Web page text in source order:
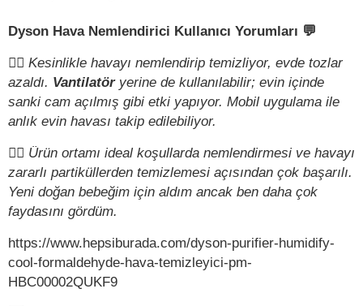
Dyson Hava Nemlendirici Kullanıcı Yorumları 💬
✍🏻 Kesinlikle havayı nemlendirip temizliyor, evde tozlar
azaldı. Vantilatöryerine de kullanılabilir; evin içinde
sanki cam açılmış gibi etki yapıyor. Mobil uygulama ile
anlık evin havası takip edilebiliyor.
✍🏻 Ürün ortamı ideal koşullarda nemlendirmesi ve havayı
zararlı partiküllerden temizlemesi açısından çok başarılı.
Yeni doğan bebeğim için aldım ancak ben daha çok
faydasını gördüm.
https://www.hepsiburada.com/dyson-purifier-humidify-
cool-formaldehyde-hava-temizleyici-pm-
HBC00002QUKF9